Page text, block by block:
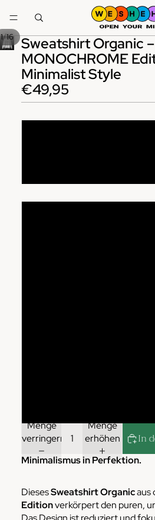
1/16
Sweatshirt Organic –
MONOCHROME
Minimalist Style
€49,95
Menge
verringern
Menge
erhöhen
In
Minimalismus in Perfektion.
DiesesSweatshirt Organicaus
Editionverkörpert den puren,